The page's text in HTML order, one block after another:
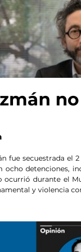
fue secuestrada el
ocho detenciones,
ocurrió durante el
y violencia